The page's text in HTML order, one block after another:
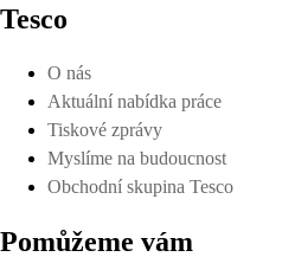
Tesco
O nás
Aktuální nabídka práce
Tiskové zprávy
Myslíme na budoucnost
Obchodní skupina Tesco
Pomůžeme vám